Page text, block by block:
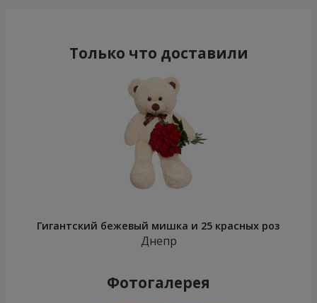
Только что доставили
Гигантский бежевый мишка и 25 красных роз
Днепр
Фотогалерея